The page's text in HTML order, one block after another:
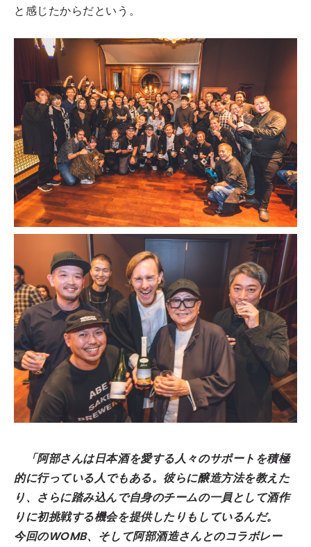
と感じたからだという。
「阿部さんは日本酒を愛する人々のサポートを積極
的に行っている人でもある。彼らに醸造方法を教えた
り、さらに踏み込んで自身のチームの一員として酒作
りに初挑戦する機会を提供したりもしているんだ。
今回のWOMB、そして阿部酒造さんとのコラボレー